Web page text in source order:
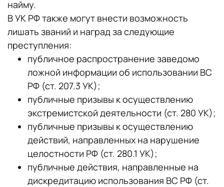
найму.
В УК РФ также могут внести возможность
лишать званий и наград за следующие
преступления:
публичное распространение заведомо
ложной информации об использовании ВС
РФ (ст. 207.3 УК);
публичные призывы к осуществлению
экстремистской деятельности (ст. 280 УК);
публичные призывы к осуществлению
действий, направленных на нарушение
целостности РФ (ст. 280.1 УК);
публичные действия, направленные на
дискредитацию использования ВС РФ (ст.